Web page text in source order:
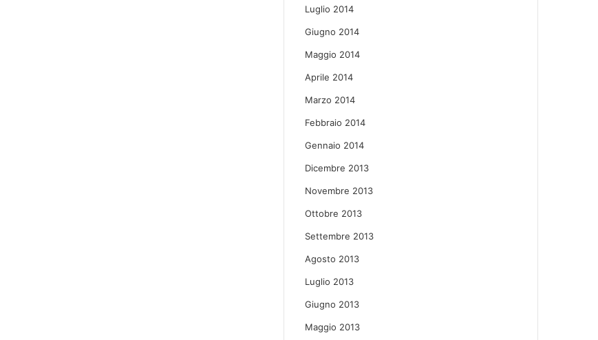
Luglio 2014
Giugno 2014
Maggio 2014
Aprile 2014
Marzo 2014
Febbraio 2014
Gennaio 2014
Dicembre 2013
Novembre 2013
Ottobre 2013
Settembre 2013
Agosto 2013
Luglio 2013
Giugno 2013
Maggio 2013